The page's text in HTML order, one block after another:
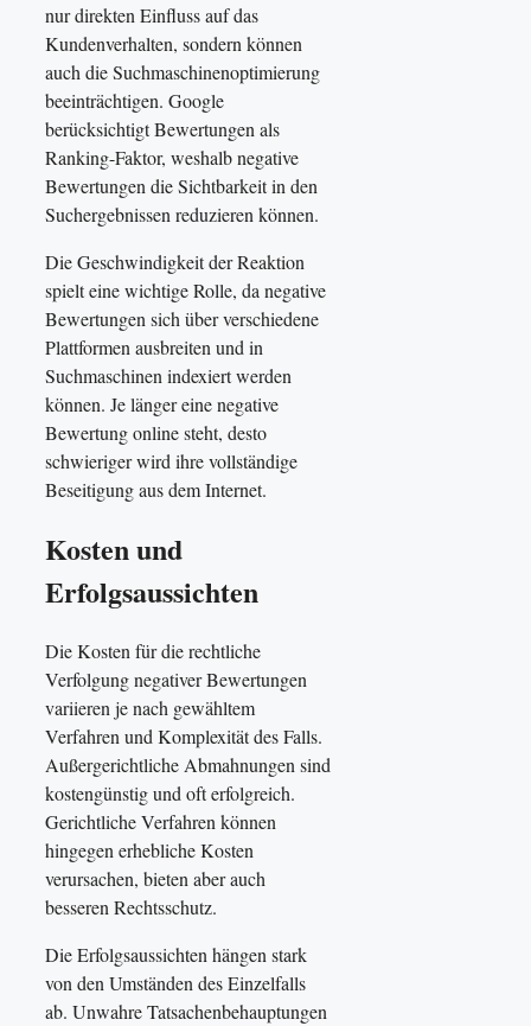
nur direkten Einfluss auf das
Kundenverhalten, sondern können
auch die Suchmaschinenoptimierung
beeinträchtigen. Google
berücksichtigt Bewertungen als
Ranking-Faktor, weshalb negative
Bewertungen die Sichtbarkeit in den
Suchergebnissen reduzieren können.
Die Geschwindigkeit der Reaktion
spielt eine wichtige Rolle, da negative
Bewertungen sich über verschiedene
Plattformen ausbreiten und in
Suchmaschinen indexiert werden
können. Je länger eine negative
Bewertung online steht, desto
schwieriger wird ihre vollständige
Beseitigung aus dem Internet.
Kosten und
Erfolgsaussichten
Die Kosten für die rechtliche
Verfolgung negativer Bewertungen
variieren je nach gewähltem
Verfahren und Komplexität des Falls.
Außergerichtliche Abmahnungen sind
kostengünstig und oft erfolgreich.
Gerichtliche Verfahren können
hingegen erhebliche Kosten
verursachen, bieten aber auch
besseren Rechtsschutz.
Die Erfolgsaussichten hängen stark
von den Umständen des Einzelfalls
ab. Unwahre Tatsachenbehauptungen